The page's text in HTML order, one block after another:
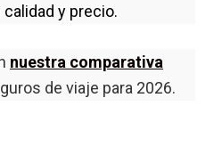
calidad y precio.
nuestra comparativa
de viaje para 2026.